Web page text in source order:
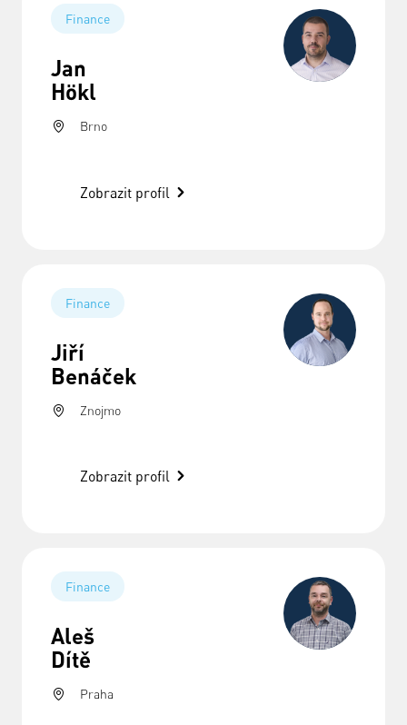
Finance
Jan
Hökl
Brno
Zobrazit profil
Finance
Jiří
Benáček
Znojmo
Zobrazit profil
Finance
Aleš
Dítě
Praha